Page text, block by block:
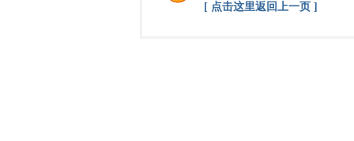
[ 点击这里返回上一页 ]